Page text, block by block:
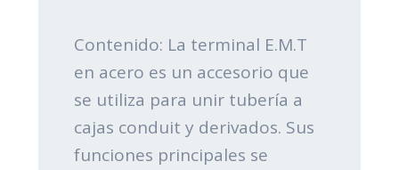
Contenido: La terminal E.M.T
en acero es un accesorio que
se utiliza para unir tubería a
cajas conduit y derivados. Sus
funciones principales se